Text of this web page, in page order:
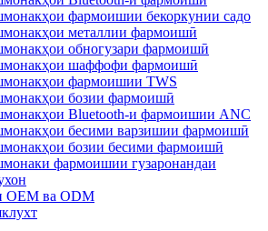
фармоишии бекоркунии садо
металлии фармоишӣ
обногузари фармоишӣ
шаффофи фармоишӣ
фармоишии TWS
бозии фармоишӣ
Bluetooth-и фармоишии ANC
бесими варзишии фармоишӣ
бозии бесими фармоишӣ
фармоишии гузаронандаи
OEM ва ODM